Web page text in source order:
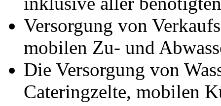
Versorgung von
mobilen Zu- und
Die Versorgung von
Cateringzelte, mobilen